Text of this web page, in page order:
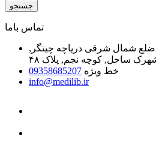
جستجو
ﺗﻤﺎﺱ ﺑﺎﻣﺎ
شمال شرقی دریاچه چیتگر,
ساحل, کوچه نجم, پلاک ۴۸
خط ویژه 09358685207
info@medilib.ir